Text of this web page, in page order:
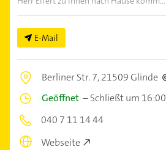
E-Mail
Berliner Str. 7,21509 Glinde
Geöffnet –Schließt um 16:00
040 7 11 14 44
Webseite